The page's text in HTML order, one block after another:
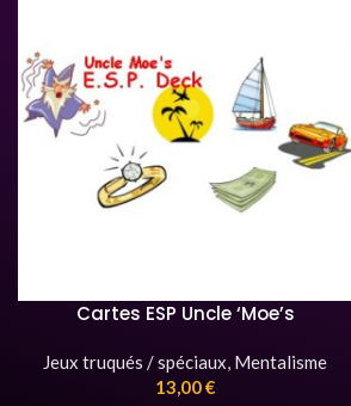
Cartes ESP Uncle ‘Moe’s
Jeux truqués / spéciaux, Mentalisme
13,00€